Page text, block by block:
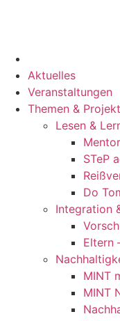
Aktuelles
Veranstaltungen
Themen &
Lesen &
STeP
Do
Integration
Eltern
MINT
MINT